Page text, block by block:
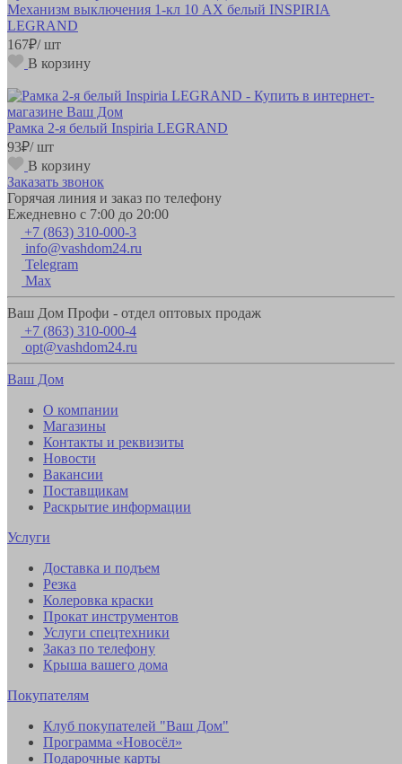
Механизм выключения 1-кл 10 AX белый INSPIRIA
LEGRAND
167₽/ шт
В корзину
Рамка 2-я белый Inspiria LEGRAND
93₽/ шт
В корзину
Заказать звонок
Горячая линия и заказ по телефону
Ежедневно с 7:00 до 20:00
+7 (863) 310-000-3
info@vashdom24.ru
Telegram
Max
Ваш Дом Профи - отдел оптовых продаж
+7 (863) 310-000-4
opt@vashdom24.ru
Ваш Дом
О компании
Магазины
Контакты и реквизиты
Новости
Вакансии
Поставщикам
Раскрытие информации
Услуги
Доставка и подъем
Резка
Колеровка краски
Прокат инструментов
Услуги спецтехники
Заказ по телефону
Крыша вашего дома
Покупателям
Клуб покупателей "Ваш Дом"
Программа «Новосёл»
Подарочные карты